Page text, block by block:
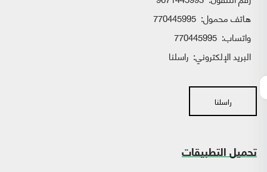
هاتف محمول: 770445995
واتساب:
البريد الإلكتروني: راسلنا
راسلنا
تحميل التطبيقات